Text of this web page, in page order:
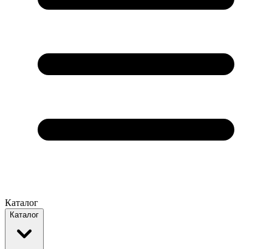
Каталог
Каталог